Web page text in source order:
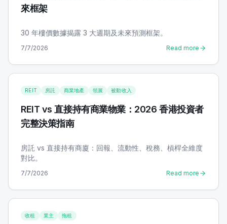
來框架
30 年樓價數據揭露 3 大週期及未來預測框架。
7/7/2026 Read more
REIT 房託 商業地產 領展 被動收入
REIT vs 直接持有商業物業：2026 香港投資者
完整決策指南
房託 vs 直接持有商廈：回報、流動性、稅務、槓桿全維度
對比。
7/7/2026 Read more
收租 業主 拖租